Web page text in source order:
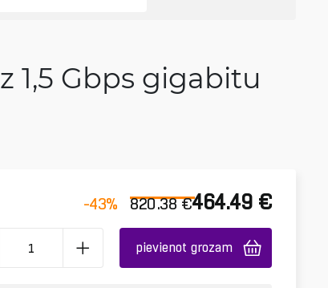
1,5 Gbps gigabitu
-43% 820.38 €464.49 €
pievienot grozam